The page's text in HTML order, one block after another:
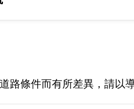
路條件而有所差異，請以